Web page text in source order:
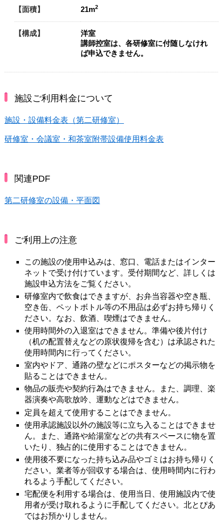
面積 21m2
構成
洋室
講師控室は、各研修室に付随しなけれ
ば申込できません。
施設ご利用料金について
施設・設備料金表（第二研修室）
研修室・会議室・和茶室附帯設備使用料金表
関連PDF
第二研修室の設備・平面図
ご利用上の注意
この施設の使用申込みは、窓口、電話またはインター
ネットで受け付けています。受付期間など、詳しくは
施設申込方法をご覧ください。
研修室内で飲食はできますが、お弁当容器や空き瓶、
空き缶、ペットボトル等の不用品は必ずお持ち帰りく
ださい。なお、飲酒、喫煙はできません。
使用時間外の入退室はできません。準備や後片付け
（机の配置替えなどの原状復帰を含む）は承認された
使用時間内に行ってください。
室内やドア、通路の壁などにポスターなどの掲示物を
貼ることはできません。
物品の販売や契約行為はできません。また、調理、楽
器演奏や高歌放吟、運動などはできません。
定員を超えて使用することはできません。
使用承認施設以外の施設等に立ち入ることはできませ
ん。また、通路や給湯室などの共有スペースに物を置
いたり、独占的に使用することはできません。
使用後不要になった持ち込み品やゴミはお持ち帰りく
ださい。業者等が回収する場合は、使用時間内に行わ
れるよう手配してください。
宅配便を利用する場合は、使用当日、使用施設内で使
用者が受け取れるように手配してください。北とぴあ
ではお預かりしません。